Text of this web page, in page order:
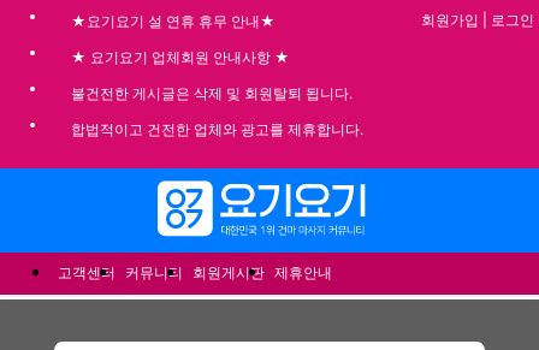
★요기요기 설 연휴 휴무 안내★
★ 요기요기 업체회원 안내사항 ★
불건전한 게시글은 삭제 및 회원탈퇴 됩니다.
합법적이고 건전한 업체와 광고를 제휴합니다.
회원가입 로그인
고객센터 커뮤니티 회원게시판 제휴안내